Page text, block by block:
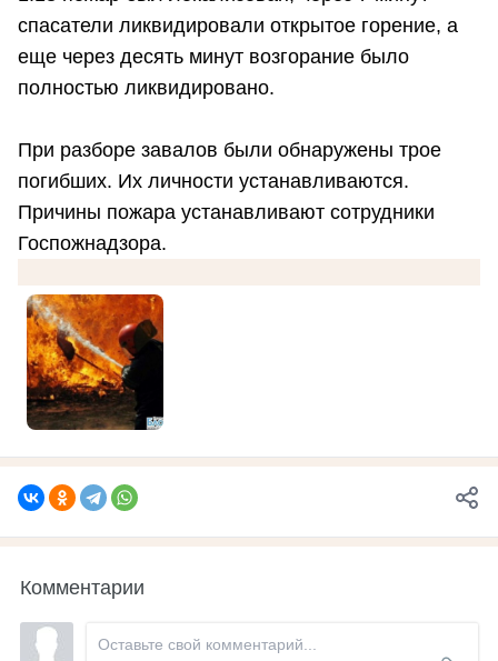
спасатели ликвидировали открытое горение, а
еще через десять минут возгорание было
полностью ликвидировано.
При разборе завалов были обнаружены трое
погибших. Их личности устанавливаются.
Причины пожара устанавливают сотрудники
Госпожнадзора.
Комментарии